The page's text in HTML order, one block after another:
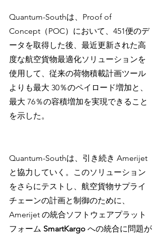
Quantum-Southは、Proof of
Concept（POC）において、451便のデ
ータを取得した後、最近更新された高
度な航空貨物最適化ソリューションを
使用して、従来の荷物積載計画ツール
よりも最大 30％のペイロード増加と、
最大 76％の容積増加を実現できること
を示した。
Quantum-Southは、引き続き Amerijet
と協力していく。このソリューション
をさらにテストし、航空貨物サプライ
チェーンの計画と制御のために、
Amerijet の統合ソフトウェアプラット
フォーム SmartKargo への統合に問題が